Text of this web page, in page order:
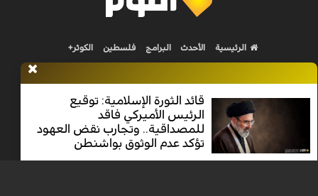
قائد الثورة الإسلامية: توقيع
الرئيس الأميركي فاقد
للمصداقية.. وتجارب نقض العهود
تؤكد عدم الوثوق بواشنطن
الرئيسية الأحدث البرامج فلسطين الكوثر+
Nilesat 11900 V | Badr 8 11747 V | Badr5 12284 V